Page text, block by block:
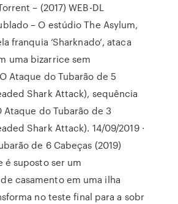
– (2017) WEB-DL
– O estúdio The Asylum,
franquia ‘Sharknado‘, ataca
uma bizarrice sem
Ataque do Tubarão de 5
Shark Attack), sequência
Ataque do Tubarão de 3
Shark Attack). 14/09/2019 ·
de 6 Cabeças (2019)
é suposto ser um
casamento em uma ilha
no teste final para a sobr